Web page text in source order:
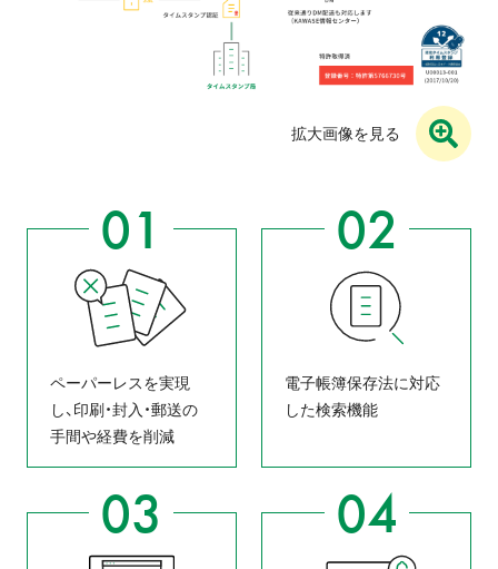
拡大画像を見る
ペーパーレスを実現
し、印刷・封入・郵送の
手間や経費を削減
電子帳簿保存法に対応
した検索機能